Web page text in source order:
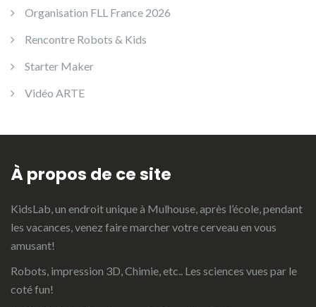
Organisation FLL France 2026
Rencontre Robots & Kids
Starter Maker
Vidéo ARTE
À propos de ce site
KidsLab, un endroit unique à Mulhouse, après l’école, pendant
les vacances, venez faire marcher votre cerveau en vous
amusant!
Robots, impression 3D, Chimie, etc.. Les sciences vues par le
coté fun!